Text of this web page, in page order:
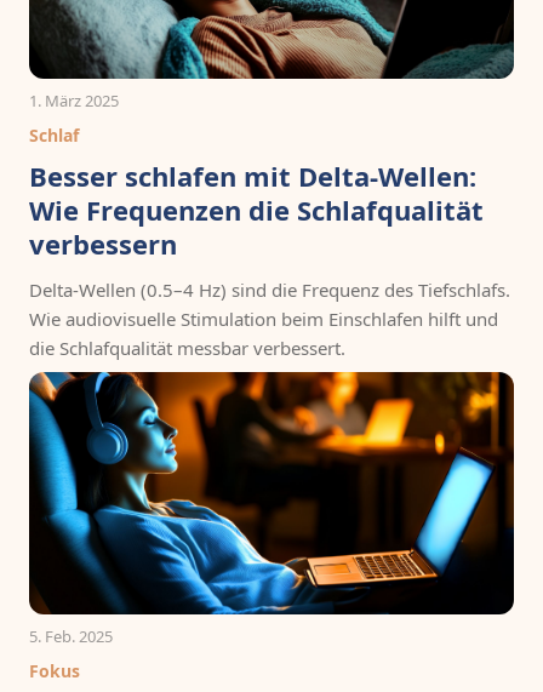
1. März 2025
Schlaf
Besser schlafen mit Delta-Wellen:
Wie Frequenzen die Schlafqualität
verbessern
Delta-Wellen (0.5–4 Hz) sind die Frequenz des Tiefschlafs.
Wie audiovisuelle Stimulation beim Einschlafen hilft und
die Schlafqualität messbar verbessert.
5. Feb. 2025
Fokus